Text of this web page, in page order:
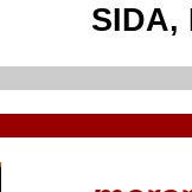
SIDA,